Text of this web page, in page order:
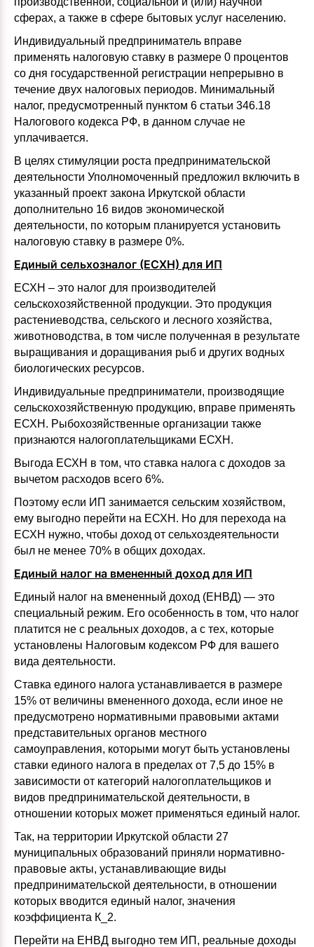
сферах, а также в сфере бытовых услуг населению.
Индивидуальный предприниматель вправе
применять налоговую ставку в размере 0 процентов
со дня государственной регистрации непрерывно в
течение двух налоговых периодов. Минимальный
налог, предусмотренный пунктом 6 статьи 346.18
Налогового кодекса РФ, в данном случае не
уплачивается.
В целях стимуляции роста предпринимательской
деятельности Уполномоченный предложил включить в
указанный проект закона Иркутской области
дополнительно 16 видов экономической
деятельности, по которым планируется установить
налоговую ставку в размере 0%.
Единый сельхозналог (ЕСХН) для ИП
ЕСХН – это налог для производителей
сельскохозяйственной продукции. Это продукция
растениеводства, сельского и лесного хозяйства,
животноводства, в том числе полученная в результате
выращивания и доращивания рыб и других водных
биологических ресурсов.
Индивидуальные предприниматели, производящие
сельскохозяйственную продукцию, вправе применять
ЕСХН. Рыбохозяйственные организации также
признаются налогоплательщиками ЕСХН.
Выгода ЕСХН в том, что ставка налога с доходов за
вычетом расходов всего 6%.
Поэтому если ИП занимается сельским хозяйством,
ему выгодно перейти на ЕСХН. Но для перехода на
ЕСХН нужно, чтобы доход от сельхоздеятельности
был не менее 70% в общих доходах.
Единый налог на вмененный доход для ИП
Единый налог на вмененный доход (ЕНВД) — это
специальный режим. Его особенность в том, что налог
платится не с реальных доходов, а с тех, которые
установлены Налоговым кодексом РФ для вашего
вида деятельности.
Ставка единого налога устанавливается в размере
15% от величины вмененного дохода, если иное не
предусмотрено нормативными правовыми актами
представительных органов местного
самоуправления, которыми могут быть установлены
ставки единого налога в пределах от 7,5 до 15% в
зависимости от категорий налогоплательщиков и
видов предпринимательской деятельности, в
отношении которых может применяться единый налог.
Так, на территории Иркутской области 27
муниципальных образований приняли нормативно-
правовые акты, устанавливающие виды
предпринимательской деятельности, в отношении
которых вводится единый налог, значения
коэффициента К_2.
Перейти на ЕНВД выгодно тем ИП, реальные доходы